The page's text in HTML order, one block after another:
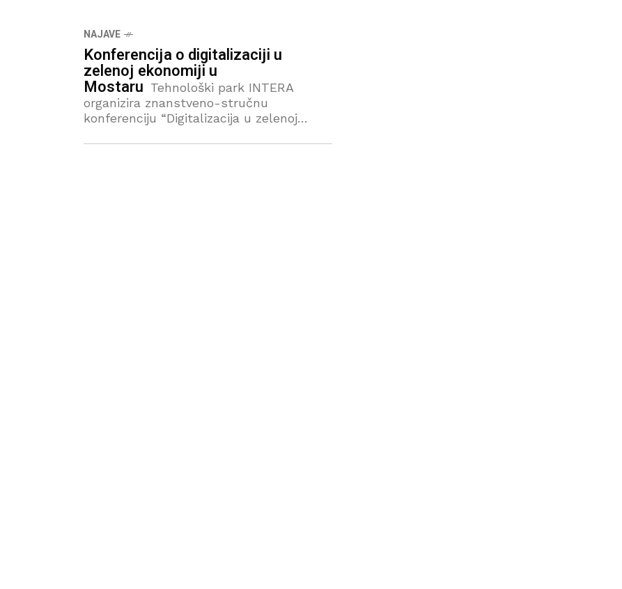
NAJAVE
Konferencija o digitalizaciji u
zelenoj ekonomiji u
Mostaru Tehnološki park INTERA
organizira znanstveno-stručnu
konferenciju “Digitalizacija u zelenoj
s početkom u 10 sati, u Interi u